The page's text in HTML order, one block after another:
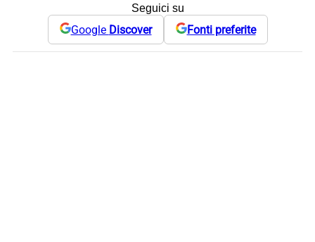
Seguici su
Google Discover Fonti preferite